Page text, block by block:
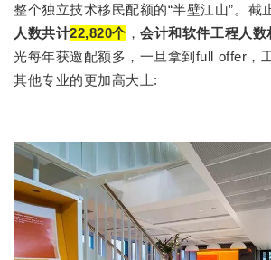
整个独立技术移民配额的“半壁江山”。截
人数共计22,820个 ，会计和软件工程人数
光每年获邀配额多，一旦拿到full offer，
其他专业的更加高大上: